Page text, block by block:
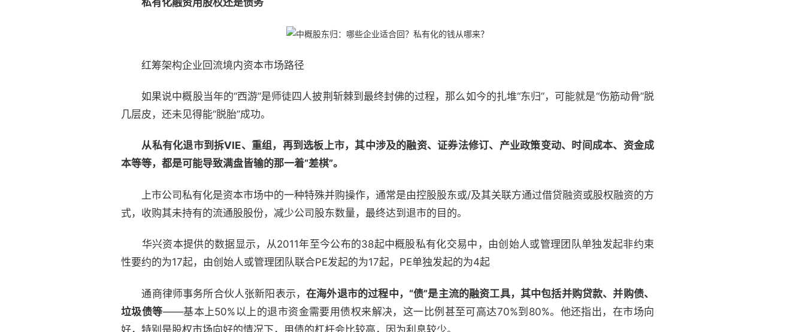
红筹架构企业回流境内资本市场路径
如果说中概股当年的“西游”是师徒四人披荆斩棘到最终封佛的过程，那么如今的扎堆“东归”，可能就是“伤筋动骨”脱
几层皮，还未见得能“脱胎”成功。
从私有化退市到拆VIE、重组，再到选板上市，其中涉及的融资、证券法修订、产业政策变动、时间成本、资金成
本等等，都是可能导致满盘皆输的那一着“差棋”。
上市公司私有化是资本市场中的一种特殊并购操作，通常是由控股股东或/及其关联方通过借贷融资或股权融资的方
式，收购其未持有的流通股股份，减少公司股东数量，最终达到退市的目的。
华兴资本提供的数据显示，从2011年至今公布的38起中概股私有化交易中，由创始人或管理团队单独发起非约束
性要约的为17起，由创始人或管理团队联合PE发起的为17起，PE单独发起的为4起
通商律师事务所合伙人张新阳表示，在海外退市的过程中，“债”是主流的融资工具，其中包括并购贷款、并购债、
垃圾债等——基本上50%以上的退市资金需要用债权来解决，这一比例甚至可高达70%到80%。他还指出，在市场向
好，特别是股权市场向好的情况下，用债的杠杆会比较高，因为利息较少。